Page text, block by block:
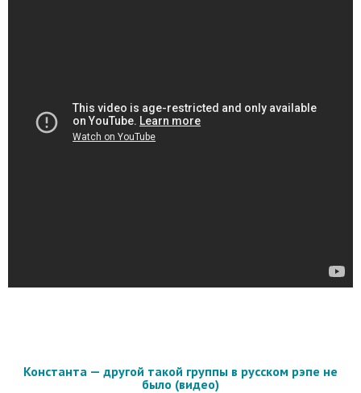
Константа — другой такой группы в русском рэпе не
было (видео)